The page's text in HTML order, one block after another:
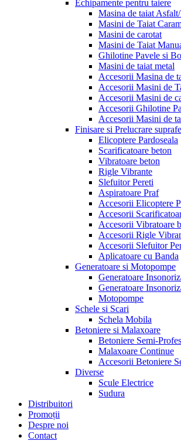
Echipamente pentru taiere
Masina de taiat
Masini de Taiat
Masini de carotat
Masini de Taiat
Ghilotine Pavele si
Masini de taiat metal
Accesorii Masina de
Accesorii Masini de
Accesorii Masini de
Accesorii Ghilotine
Accesorii Masini de
Finisare si Prelucrare
Elicoptere Pardoseala
Scarificatoare beton
Vibratoare beton
Rigle Vibrante
Slefuitor Pereti
Aspiratoare Praf
Accesorii Elicoptere
Accesorii
Accesorii Vibratoare
Accesorii Rigle
Accesorii Slefuitor
Aplicatoare cu Banda
Generatoare si Motopompe
Generatoare
Generatoare
Motopompe
Schele si Scari
Schela Mobila
Betoniere si Malaxoare
Betoniere Semi-
Malaxoare Continue
Accesorii Betoniere
Diverse
Scule Electrice
Sudura
Distribuitori
Promoții
Despre noi
Contact